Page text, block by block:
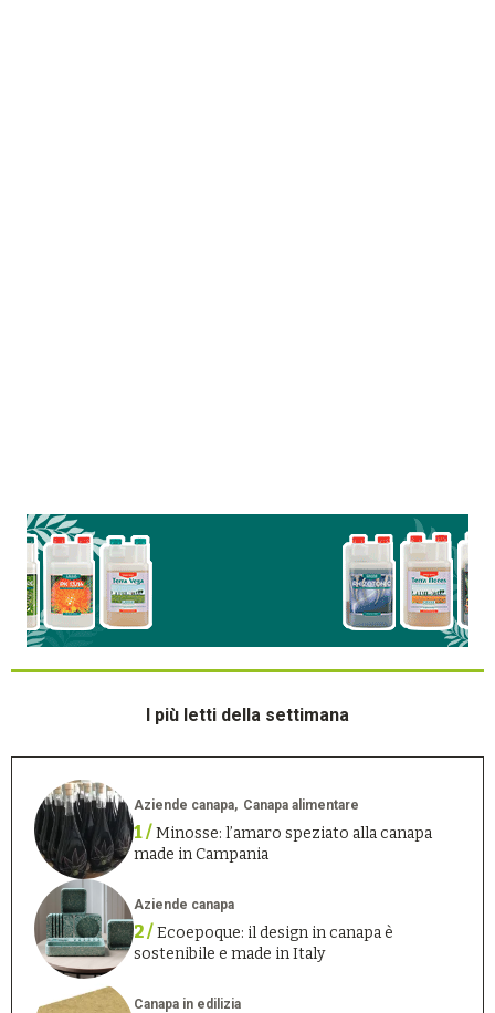
I più letti della settimana
Aziende canapa Canapa alimentare
1 /Minosse: l’amaro speziato alla canapa
made in Campania
Aziende canapa
2 /Ecoepoque: il design in canapa è
sostenibile e made in Italy
Canapa in edilizia